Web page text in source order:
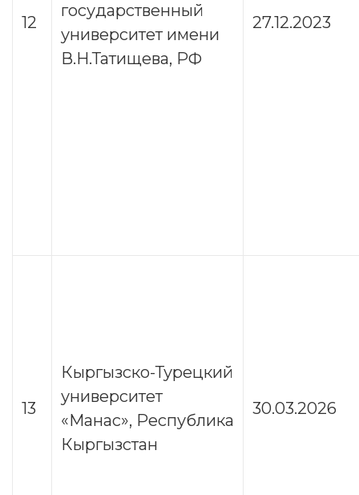
12
государственный
университет имени
В.Н.Татищева, РФ
27.12.2023
13
Кыргызско-Турецкий
университет
«Манас», Республика
Кыргызстан
30.03.2026